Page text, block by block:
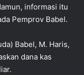
informasi itu
Pemprov Babel.
Babel, M. Haris,
dana kas